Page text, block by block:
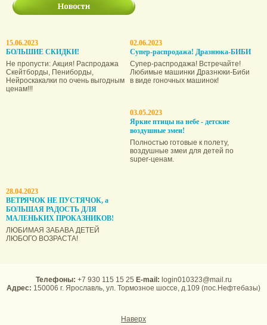
15.06.2023
БОЛЬШИЕ СКИДКИ!
Не пропусти: Акция! Распродажа
Скейтборды, Пениборды,
Нейроскакалки по очень выгодным
ценам!!!
02.06.2023
Супер-распродажа! Дразнюка-БИБИ
Супер-распродажа! Встречайте!
Любимые машинки Дразнюки-Биби
в виде гоночных машинок!
03.05.2023
Яркие птицы на небе - детские
воздушные змеи!
Полностью готовые к полету,
воздушные змеи для детей по
super-ценам.
28.04.2023
ВЕТРЯЧОК НЕ ПУСТЯЧОК, а
БОЛЬШАЯ РАДОСТЬ ДЛЯ
МАЛЕНЬКИХ ПРОКАЗНИКОВ!
ЛЮБИМАЯ ЗАБАВА ДЕТЕЙ
ЛЮБОГО ВОЗРАСТА!
Телефоны: +7 930 115 15 25 E-mail: login010323@mail.ru
Адрес: 150006 г. Ярославль, ул. Тормозное шоссе, д.109 (пос.Нефтебазы)
Наверх